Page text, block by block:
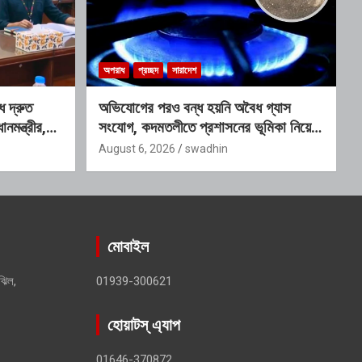
দ্রুত
অপরাধ প্রচ্ছদ সারাদেশ
অভিযোগের পরও বন্ধ হয়নি অবৈধ গ্যাস
সংযোগ, কদমতলীতে প্রশাসনের ভূমিকা নিয়ে
প্রশ্ন
August 6, 2026 swadhin
মোবাইল
01939-300621
হোয়াটস্ এ্যাপ